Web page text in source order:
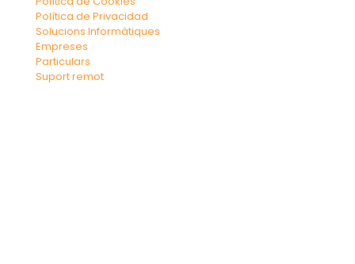
Política de Privacidad
Solucions Informàtiques
Empreses
Particulars
Suport remot